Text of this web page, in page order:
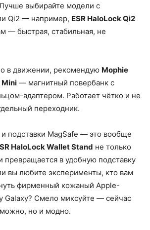
выбирайте модели с
Qi2 — например, ESR HaloLock Qi2
— быстрая, стабильная, не
в движении, рекомендую Mophie
Mini — магнитный повербанк с
адаптером. Работает чётко и не
переходник.
подставки MagSafe — это вообще
HaloLock Wallet Stand не только
превращается в удобную подставку
вы любите эксперименты, кто вам
фирменный кожаный Apple-
Galaxy? Смело миксуйте — сейчас
но и модно.